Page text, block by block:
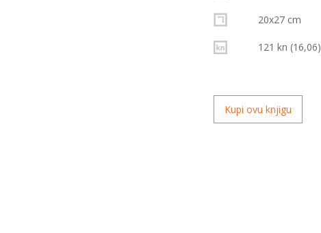
20x27 cm
121 kn (16,06)
Kupi ovu knjigu